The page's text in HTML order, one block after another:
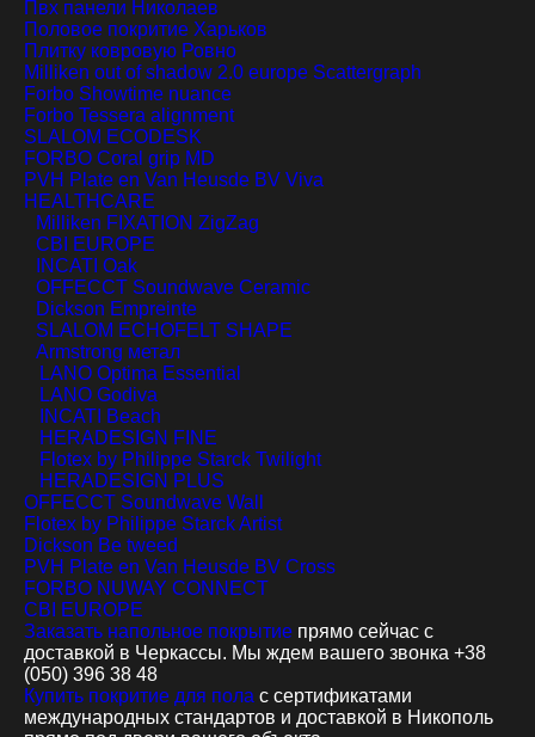
Пвх панели Николаев
Половое покритие Харьков
Плитку ковровую Ровно
Milliken out of shadow 2.0 europe Scattergraph
Forbo Showtime nuance
Forbo Tessera alignment
SLALOM ECODESK
FORBO Coral grip MD
PVH Plate en Van Heusde BV Viva
HEALTHCARE
Milliken FIXATION ZigZag
CBI EUROPE
INCATI Oak
OFFECCT Soundwave Ceramic
Dickson Empreinte
SLALOM ECHOFELT SHAPE
Armstrong метал
LANO Optima Essential
LANO Godiva
INCATI Beach
HERADESIGN FINE
Flotex by Philippe Starck Twilight
HERADESIGN PLUS
OFFECCT Soundwave Wall
Flotex by Philippe Starck Artist
Dickson Be tweed
PVH Plate en Van Heusde BV Cross
FORBO NUWAY CONNECT
CBI EUROPE
Заказать напольное покрытие прямо сейчас с
доставкой в Черкассы. Мы ждем вашего звонка +38
(050) 396 38 48
Купить покритие для пола с сертификатами
международных стандартов и доставкой в Никополь